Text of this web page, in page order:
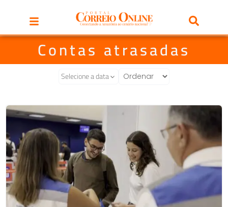
Contas atrasadas
Selecione a data